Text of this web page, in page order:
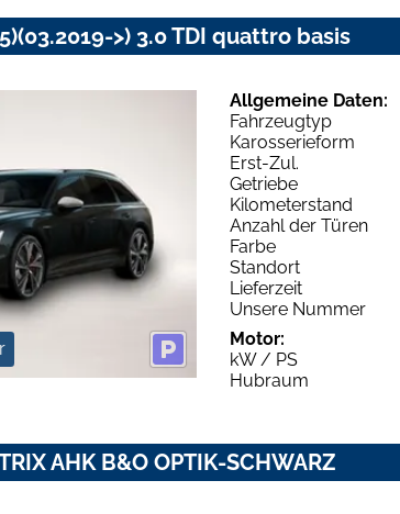
>) 3.0 TDI quattro basis
Allgemeine Daten:
Fahrzeugtyp
Karosserieform
Erst-Zul.
Getriebe
Kilometerstand
Anzahl der Türen
Farbe
Standort
Lieferzeit
Unsere Nummer
Motor:
kW / PS
Hubraum
AHK B&O OPTIK-SCHWARZ